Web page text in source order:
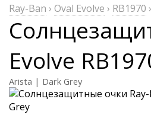
Ray-Ban › Oval Evolve › RB1970 ›
Evolve
Arista | Dark Grey